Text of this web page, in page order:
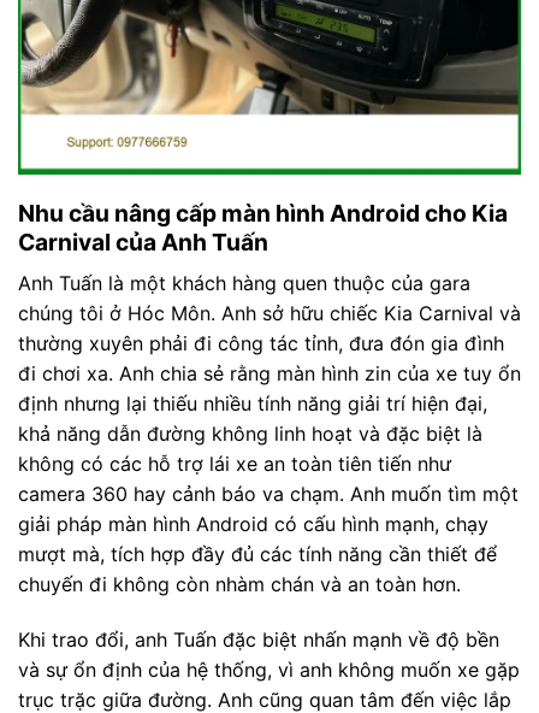
Nhu cầu nâng cấp màn hình Android cho Kia
Carnival của Anh Tuấn
Anh Tuấn là một khách hàng quen thuộc của gara
chúng tôi ở Hóc Môn. Anh sở hữu chiếc Kia Carnival và
thường xuyên phải đi công tác tỉnh, đưa đón gia đình
đi chơi xa. Anh chia sẻ rằng màn hình zin của xe tuy ổn
định nhưng lại thiếu nhiều tính năng giải trí hiện đại,
khả năng dẫn đường không linh hoạt và đặc biệt là
không có các hỗ trợ lái xe an toàn tiên tiến như
camera 360 hay cảnh báo va chạm. Anh muốn tìm một
giải pháp màn hình Android có cấu hình mạnh, chạy
mượt mà, tích hợp đầy đủ các tính năng cần thiết để
chuyến đi không còn nhàm chán và an toàn hơn.
Khi trao đổi, anh Tuấn đặc biệt nhấn mạnh về độ bền
và sự ổn định của hệ thống, vì anh không muốn xe gặp
trục trặc giữa đường. Anh cũng quan tâm đến việc lắp